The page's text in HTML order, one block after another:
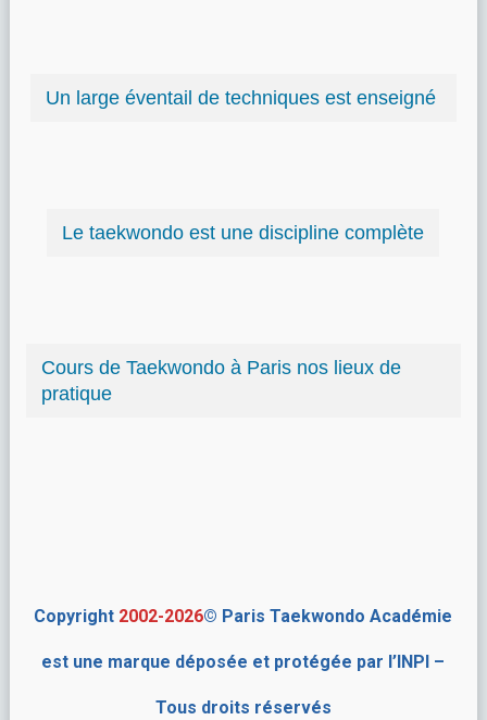
Un large éventail de techniques est enseigné
Le taekwondo est une discipline complète
Cours de Taekwondo à Paris nos lieux de
pratique
Copyright 2002-2026© Paris Taekwondo Académie
est une marque déposée et protégée par l’INPI –
Tous droits réservés